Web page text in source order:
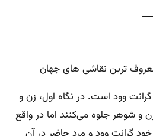
ترین نقاشی های جهان
گرانت وود است. در نگاه اول، زن و
و شوهر جلوه می‌کنند اما در واقع